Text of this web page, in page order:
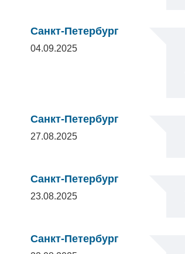
Санкт-Петербург
04.09.2025
Санкт-Петербург
27.08.2025
Санкт-Петербург
23.08.2025
Санкт-Петербург